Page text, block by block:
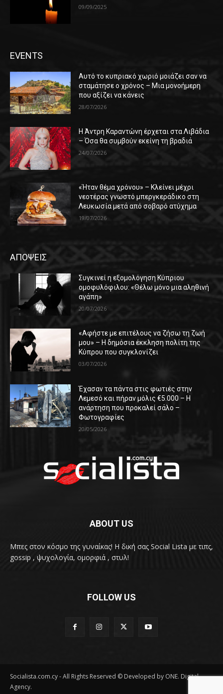
09/09/2025
EVENTS
Αυτό το κυπριακό χωριό μοιάζει σαν να
σταμάτησε ο χρόνος – Μια μονοήμερη
που αξίζει να κάνεις
28/07/2026
Η Άντρη Καραντώνη έρχεται στα Λιβάδια
– Όσα θα συμβούν εκείνη τη βραδιά
24/07/2026
«Ήταν θέμα χρόνου» – Κλείνει μέχρι
νεοτέρας γνωστό μπεργκεράδικο στη
Λευκωσία μετά από σοβαρό ατύχημα
19/07/2026
ΑΠΟΨΕΙΣ
Συγκινεί η εξομολόγηση Κύπριου
ομοφυλόφιλου: «Θέλω μόνο μια αληθινή
αγάπη»
20/07/2026
«Αφήστε με επιτέλους να ζήσω τη ζωή
μου» – Η δημόσια έκκληση πολίτη της
Κύπρου που συγκλονίζει
03/07/2026
Έχασαν τα πάντα στις φωτιές στην
Λεμεσό και πήραν μόλις €5.000 – Η
ανάρτηση που προκαλεί σάλο –
Φωτογραφίες
20/05/2026
ABOUT US
Μπες στον κόσμο της γυναίκας! H δική σας Social Lista με τιπς,
gossip , ψυχολογία, ομορφιά , στυλ!
FOLLOW US
Socialista.com.cy - All Rights Reserved © Developed by ONE. Digital
Agency.